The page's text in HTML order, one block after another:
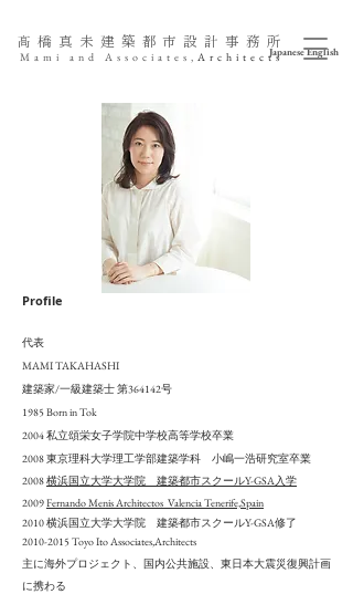
髙橋真未 建築 都市設計事務所
Mami and Associates, ArchitectsJapaneseEnglish
Profile
代表
MAMI TAKAHASHI
​建築家/一級建築士 第364142号
1985 Born in Tok
2004 私立頌栄女子学院中学校高等学校卒業
​2008 東京理科大学理工学部建築学科 小嶋一浩研究室卒業
2008横浜国立大学大学院 建築都市スクールY-GSA入学
2009Fernando Menis Architectos Valencia Tenerife,Spain
2010 横浜国立大学大学院 建築都市スクールY-GSA修了
2010-2015Toyo Ito Associates,Architects
主に海外プロジェクト、国内公共施設、東日本大震災復興計画
に携わる